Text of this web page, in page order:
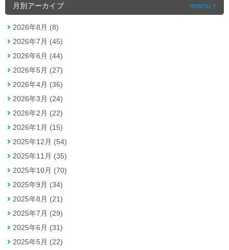
月別アーカイブ MONTHLY
2026年8月 (8)
2026年7月 (45)
2026年6月 (44)
2026年5月 (27)
2026年4月 (36)
2026年3月 (24)
2026年2月 (22)
2026年1月 (15)
2025年12月 (54)
2025年11月 (35)
2025年10月 (70)
2025年9月 (34)
2025年8月 (21)
2025年7月 (29)
2025年6月 (31)
2025年5月 (22)